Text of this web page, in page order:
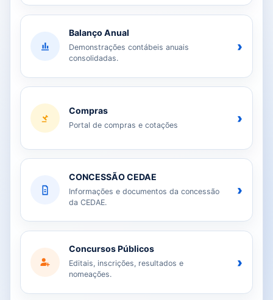
Balanço Anual
Demonstrações contábeis anuais
consolidadas.
›
Compras
Portal de compras e cotações ›
CONCESSÃO CEDAE
Informações e documentos da concessão
da CEDAE.
›
Concursos Públicos
Editais, inscrições, resultados e
nomeações.
›